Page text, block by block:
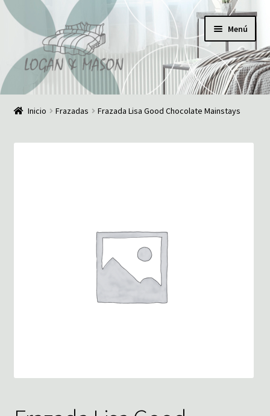
Ir
navegación
Ir
contenido
Menú
Inicio
Inicio Frazadas Frazada Lisa Good Chocolate Mainstays